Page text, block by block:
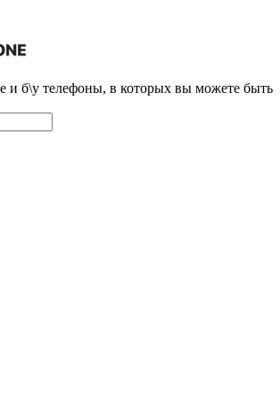
б\у телефоны, в которых вы можете быть